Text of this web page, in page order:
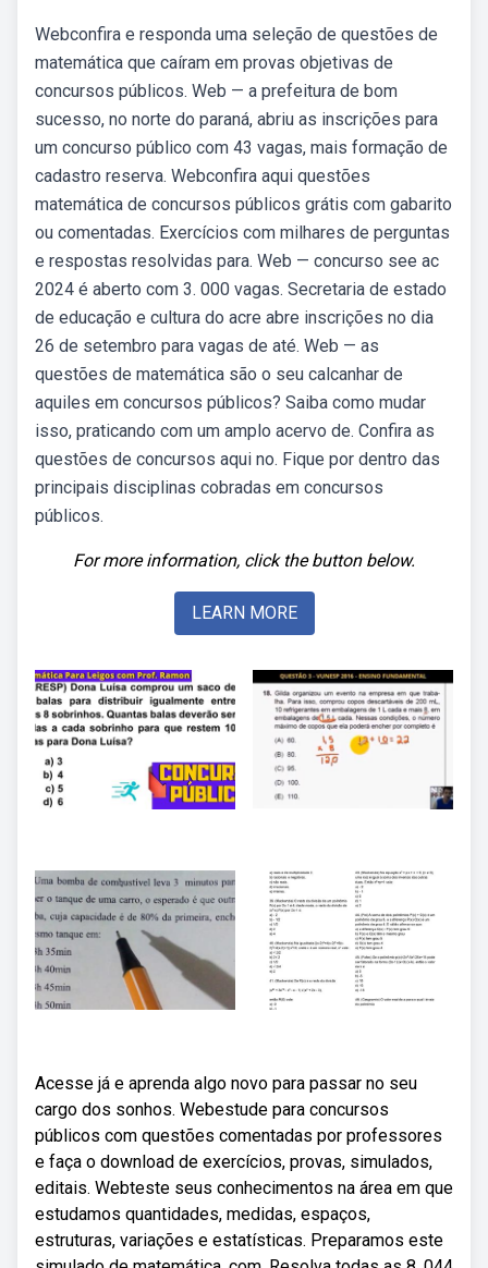
Webconfira e responda uma seleção de questões de
matemática que caíram em provas objetivas de
concursos públicos. Web — a prefeitura de bom
sucesso, no norte do paraná, abriu as inscrições para
um concurso público com 43 vagas, mais formação de
cadastro reserva. Webconfira aqui questões
matemática de concursos públicos grátis com gabarito
ou comentadas. Exercícios com milhares de perguntas
e respostas resolvidas para. Web — concurso see ac
2024 é aberto com 3. 000 vagas. Secretaria de estado
de educação e cultura do acre abre inscrições no dia
26 de setembro para vagas de até. Web — as
questões de matemática são o seu calcanhar de
aquiles em concursos públicos? Saiba como mudar
isso, praticando com um amplo acervo de. Confira as
questões de concursos aqui no. Fique por dentro das
principais disciplinas cobradas em concursos
públicos.
For more information, click the button below.
LEARN MORE
Acesse já e aprenda algo novo para passar no seu
cargo dos sonhos. Webestude para concursos
públicos com questões comentadas por professores
e faça o download de exercícios, provas, simulados,
editais. Webteste seus conhecimentos na área em que
estudamos quantidades, medidas, espaços,
estruturas, variações e estatísticas. Preparamos este